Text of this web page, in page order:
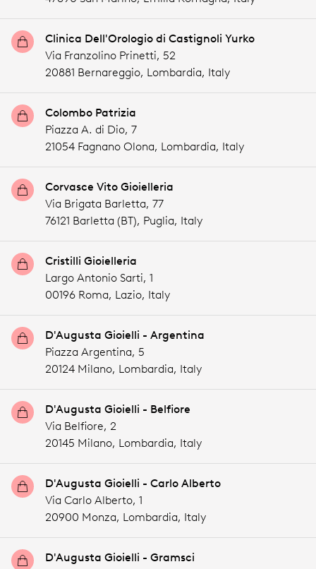
Clinica Dell'Orologio di Castignoli Yurko
Via Franzolino Prinetti, 52
20881 Bernareggio, Lombardia, Italy
Colombo Patrizia
Piazza A. di Dio, 7
21054 Fagnano Olona, Lombardia, Italy
Corvasce Vito Gioielleria
Via Brigata Barletta, 77
76121 Barletta (BT), Puglia, Italy
Cristilli Gioielleria
Largo Antonio Sarti, 1
00196 Roma, Lazio, Italy
D'Augusta Gioielli - Argentina
Piazza Argentina, 5
20124 Milano, Lombardia, Italy
D'Augusta Gioielli - Belfiore
Via Belfiore, 2
20145 Milano, Lombardia, Italy
D'Augusta Gioielli - Carlo Alberto
Via Carlo Alberto, 1
20900 Monza, Lombardia, Italy
D'Augusta Gioielli - Gramsci